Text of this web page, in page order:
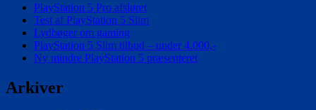
Pro
PlayStation 5 Pro afsløret
Test af PlayStation 5 Slim
Lydbøger om gaming
PlayStation 5 Slim tilbud – under 4.000,-
Ny mindre PlayStation 5 præsenteret
Arkiver